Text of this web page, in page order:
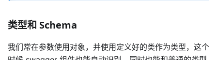
类型和 Schema
我们常在参数使用对象，并使用定义好的类作为类型，这个